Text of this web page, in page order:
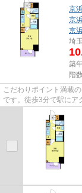
京
京
京
埼
築
階
こだわりポイント満載
です。徒歩3分で駅にア
きです。西川口の近くで